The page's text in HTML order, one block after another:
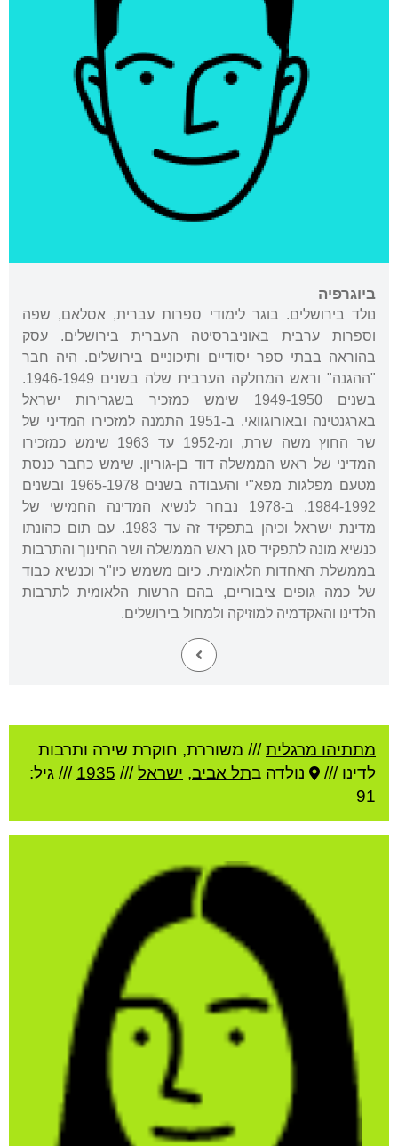
ביוגרפיה
נולד בירושלים. בוגר לימודי ספרות עברית, אסלאם, שפה
וספרות ערבית באוניברסיטה העברית בירושלים. עסק
בהוראה בבתי ספר יסודיים ותיכוניים בירושלים. היה חבר
"ההגנה" וראש המחלקה הערבית שלה בשנים 1946-1949.
בשנים 1949-1950 שימש כמזכיר בשגרירות ישראל
בארגנטינה ובאורוגוואי. ב-1951 התמנה למזכירו המדיני של
שר החוץ משה שרת, ומ-1952 עד 1963 שימש כמזכירו
המדיני של ראש הממשלה דוד בן-גוריון. שימש כחבר כנסת
מטעם מפלגות מפא"י והעבודה בשנים 1965-1978 ובשנים
1984-1992. ב-1978 נבחר לנשיא המדינה החמישי של
מדינת ישראל וכיהן בתפקיד זה עד 1983. עם תום כהונתו
כנשיא מונה לתפקיד סגן ראש הממשלה ושר החינוך והתרבות
בממשלת האחדות הלאומית. כיום משמש כיו"ר וכנשיא כבוד
של כמה גופים ציבוריים, בהם הרשות הלאומית לתרבות
הלדינו והאקדמיה למוזיקה ולמחול בירושלים.
מתתיהו מרגלית/// משוררת, חוקרת שירה ותרבות
לדינו ///
נולדה בתל אביב, ישראל///
1935 /// גיל:
91